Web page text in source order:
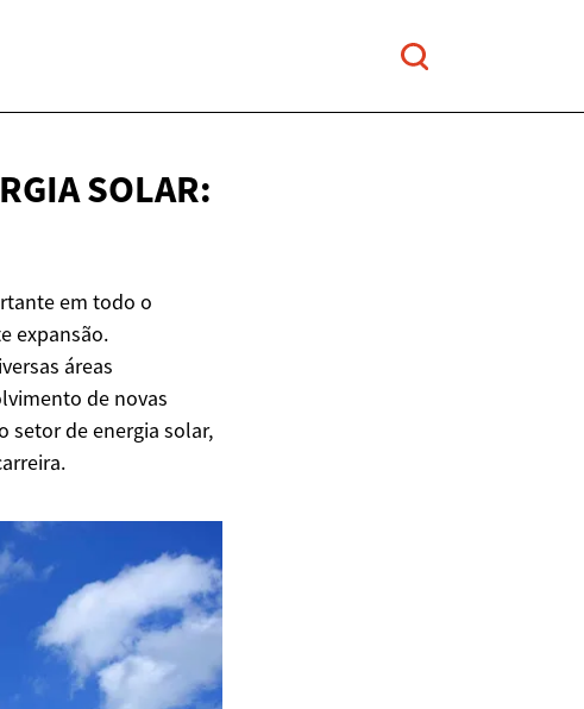
SOLAR:
em todo o
expansão.
áreas
de novas
setor de energia solar,